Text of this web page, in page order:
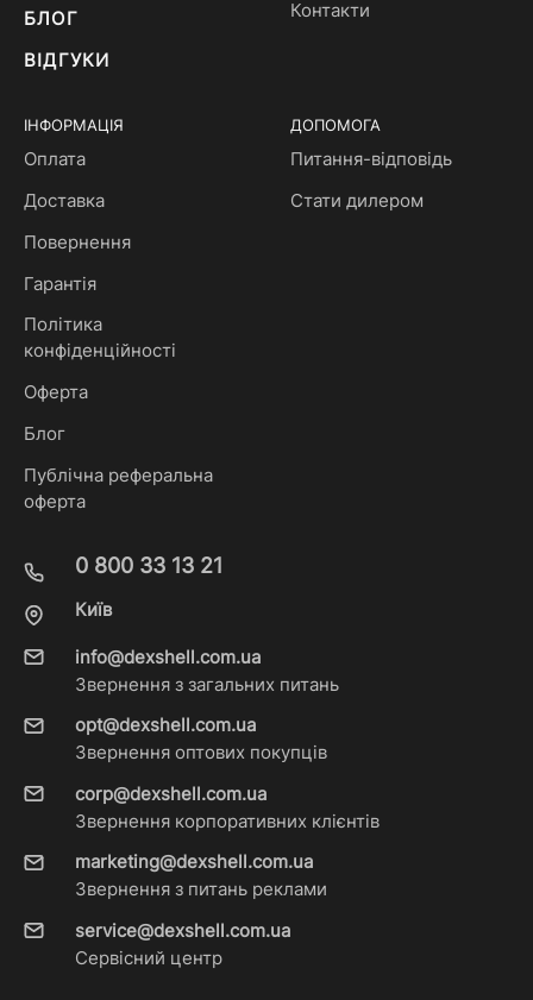
БЛОГ
ВІДГУКИ
Контакти
ІНФОРМАЦІЯ
Оплата
Доставка
Повернення
Гарантія
Політика
конфіденційності
Оферта
Блог
Публічна реферальна
оферта
ДОПОМОГА
Питання-відповідь
Стати дилером
0 800 33 13 21
Київ
info@dexshell.com.ua
Звернення з загальних питань
opt@dexshell.com.ua
Звернення оптових покупців
corp@dexshell.com.ua
Звернення корпоративних клієнтів
marketing@dexshell.com.ua
Звернення з питань реклами
service@dexshell.com.ua
Сервісний центр